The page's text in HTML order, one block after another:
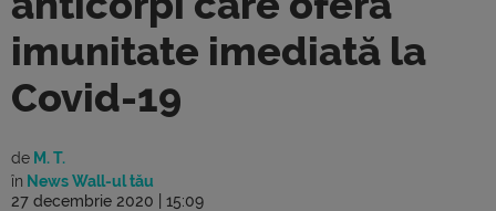
imunitate imediată la
Covid-19
de M. T.
în News Wall-ul tău
27 decembrie 2020 | 15:09